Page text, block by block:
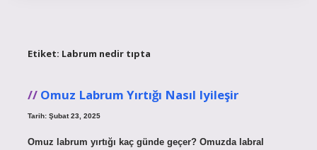
Etiket: Labrum nedir tıpta
Omuz Labrum Yırtığı Nasıl Iyileşir
Tarih: Şubat 23, 2025
Omuz labrum yırtığı kaç günde geçer? Omuzda labral